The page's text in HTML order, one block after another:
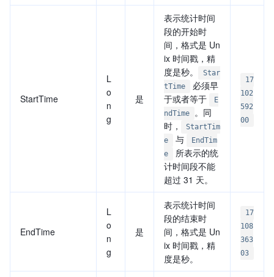
StartTime
L
o
n
g
是
表示统计时间
段的开始时
间，格式是 Un
ix 时间戳，精
度是秒。
Star
tTime
必须早
于或者等于
E
ndTime
。同
时，
StartTim
e
与
EndTim
e
所表示的统
计时间段不能
超过 31 天。
17
102
592
00
EndTime
L
o
n
g
是
表示统计时间
段的结束时
间，格式是 Un
ix 时间戳，精
度是秒。
17
108
363
03